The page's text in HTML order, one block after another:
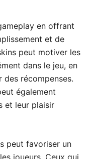
en offrant
et de
peut motiver les
dans le jeu, en
récompenses.
également
et leur plaisir
peut favoriser un
joueurs. Ceux qui